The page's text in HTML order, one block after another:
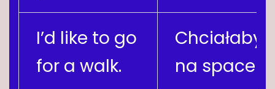
I’d like to go
for a walk.
na spacer.